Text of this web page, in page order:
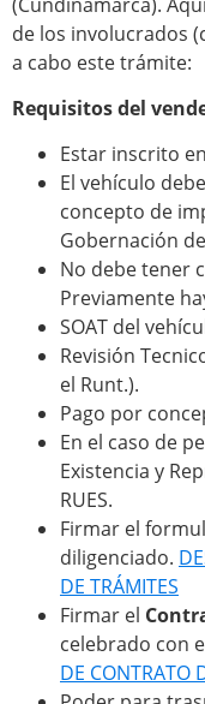
de los involucrados
a cabo este trámite:
Requisitos del
Estar inscrito
El vehículo
concepto de
Gobernación
No debe tener
Previamente
SOAT del
Revisión
el Runt.).
Pago por
En el caso de
Existencia y
RUES.
Firmar el
diligenciado.
DE TRÁMITES
Firmar el
celebrado con
DE CONTRATO